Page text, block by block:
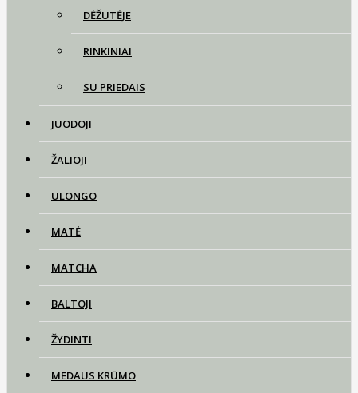
DĖŽUTĖJE
RINKINIAI
SU PRIEDAIS
JUODOJI
ŽALIOJI
ULONGO
MATĖ
MATCHA
BALTOJI
ŽYDINTI
MEDAUS KRŪMO